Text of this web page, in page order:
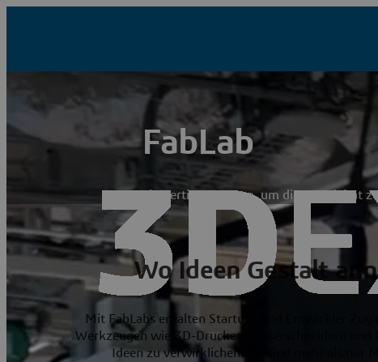
FabLab
Ein Fertigungsraum, um die Kreativität
Wo Ideen Gestalt
Mit FabLabs erhalten Startups und Entwickler
Werkzeugen wie 3D-Druckern, Laserschneidern und
Ideen zu verwirklichen. Sie sind mehr als nur